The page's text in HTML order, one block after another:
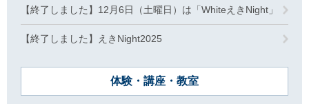
【終了しました】12月6日（土曜日）は「WhiteえきNight」
【終了しました】えきNight2025
体験・講座・教室